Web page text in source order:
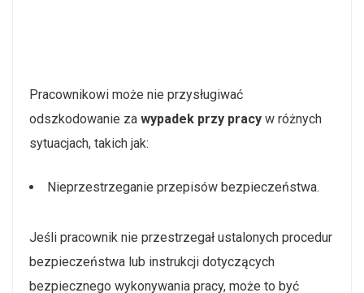
Pracownikowi może nie przysługiwać
odszkodowanie za wypadek przy pracy w różnych
sytuacjach, takich jak:
Nieprzestrzeganie przepisów bezpieczeństwa.
Jeśli pracownik nie przestrzegał ustalonych procedur
bezpieczeństwa lub instrukcji dotyczących
bezpiecznego wykonywania pracy, może to być